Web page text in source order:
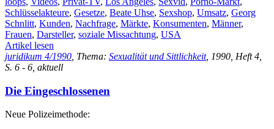
Schlüsselakteure, Gesetze, Beate Uhse, Sexshop, Umsatz, Georg
Schnlitt, Kunden, Nachfrage, Märkte, Konsumenten, Männer,
Frauen, Darsteller, soziale Missachtung, USA
Artikel lesen
juridikum 4/1990 , Thema: Sexualität und Sittlichkeit, 1990, Heft 4,
S. 6 - 6, aktuell
Die Eingeschlossenen
Neue Polizeimethode: